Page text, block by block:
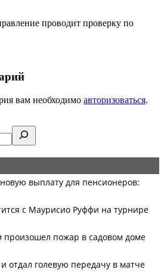
проводит проверку по
вам необходимо авторизоваться.